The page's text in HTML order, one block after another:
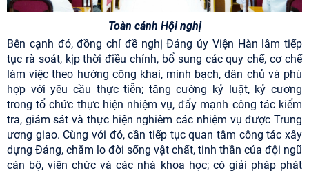
Toàn cảnh Hội nghị
Bên cạnh đó, đồng chí đề nghị Đảng ủy Viện Hàn lâm tiếp
tục rà soát, kịp thời điều chỉnh, bổ sung các quy chế, cơ chế
làm việc theo hướng công khai, minh bạch, dân chủ và phù
hợp với yêu cầu thực tiễn; tăng cường kỷ luật, kỷ cương
trong tổ chức thực hiện nhiệm vụ, đẩy mạnh công tác kiểm
tra, giám sát và thực hiện nghiêm các nhiệm vụ được Trung
ương giao. Cùng với đó, cần tiếp tục quan tâm công tác xây
dựng Đảng, chăm lo đời sống vật chất, tinh thần của đội ngũ
cán bộ, viên chức và các nhà khoa học; có giải pháp phát